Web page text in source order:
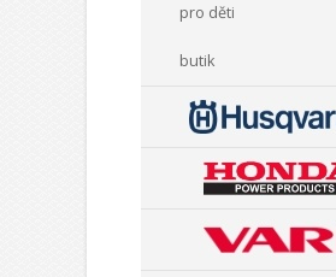
pro děti
butik